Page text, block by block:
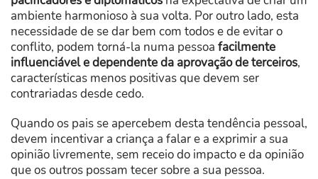
ambiente harmonioso à sua volta. Por outro lado, esta
necessidade de se dar bem com todos e de evitar o
conflito, podem torná-la numa pessoa facilmente
influenciável e dependente da aprovação de terceiros,
características menos positivas que devem ser
contrariadas desde cedo.
Quando os pais se apercebem desta tendência pessoal,
devem incentivar a criança a falar e a exprimir a sua
opinião livremente, sem receio do impacto e da opinião
que os outros possam tecer sobre a sua pessoa.